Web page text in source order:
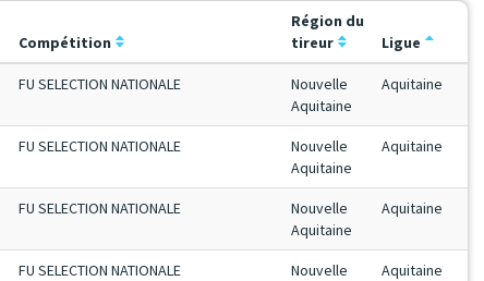
Compétition
Région du
tireur
Ligue
FU SELECTION NATIONALE
Nouvelle
Aquitaine
Aquitaine
FU SELECTION NATIONALE
Nouvelle
Aquitaine
Aquitaine
FU SELECTION NATIONALE
Nouvelle
Aquitaine
Aquitaine
FU SELECTION NATIONALE
Nouvelle
Aquitaine